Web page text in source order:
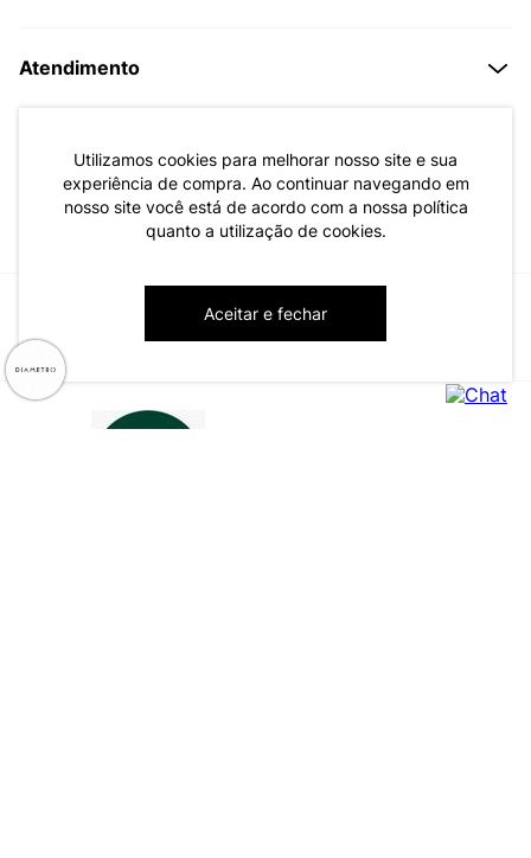
Utilizamos cookies para melhorar nosso site e sua
experiência de compra. Ao continuar navegando em
nosso site você está de acordo com a nossa política
quanto a utilização de cookies.
Aceitar e fechar
Políticas de Privacidade
Formas de Entrega
Trocas e Devoluções
Regulamento de Promoções
Canal de Denúncias | Ética
Atendimento
Fale conosco pelo WhatsApp
Segunda à sexta das 8:00 às 17:00
Trocas e Devoluções